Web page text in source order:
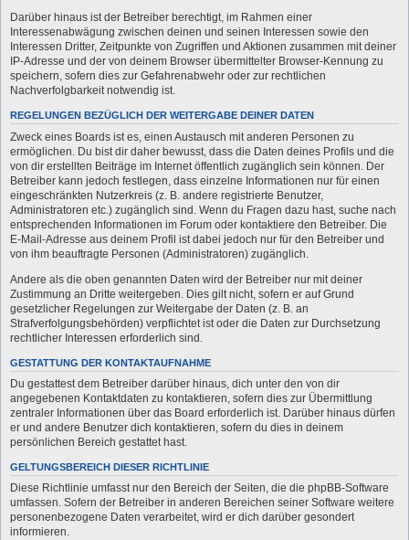
Darüber hinaus ist der Betreiber berechtigt, im Rahmen einer
Interessenabwägung zwischen deinen und seinen Interessen sowie den
Interessen Dritter, Zeitpunkte von Zugriffen und Aktionen zusammen mit deiner
IP-Adresse und der von deinem Browser übermittelter Browser-Kennung zu
speichern, sofern dies zur Gefahrenabwehr oder zur rechtlichen
Nachverfolgbarkeit notwendig ist.
REGELUNGEN BEZÜGLICH DER WEITERGABE DEINER DATEN
Zweck eines Boards ist es, einen Austausch mit anderen Personen zu
ermöglichen. Du bist dir daher bewusst, dass die Daten deines Profils und die
von dir erstellten Beiträge im Internet öffentlich zugänglich sein können. Der
Betreiber kann jedoch festlegen, dass einzelne Informationen nur für einen
eingeschränkten Nutzerkreis (z. B. andere registrierte Benutzer,
Administratoren etc.) zugänglich sind. Wenn du Fragen dazu hast, suche nach
entsprechenden Informationen im Forum oder kontaktiere den Betreiber. Die
E-Mail-Adresse aus deinem Profil ist dabei jedoch nur für den Betreiber und
von ihm beauftragte Personen (Administratoren) zugänglich.
Andere als die oben genannten Daten wird der Betreiber nur mit deiner
Zustimmung an Dritte weitergeben. Dies gilt nicht, sofern er auf Grund
gesetzlicher Regelungen zur Weitergabe der Daten (z. B. an
Strafverfolgungsbehörden) verpflichtet ist oder die Daten zur Durchsetzung
rechtlicher Interessen erforderlich sind.
GESTATTUNG DER KONTAKTAUFNAHME
Du gestattest dem Betreiber darüber hinaus, dich unter den von dir
angegebenen Kontaktdaten zu kontaktieren, sofern dies zur Übermittlung
zentraler Informationen über das Board erforderlich ist. Darüber hinaus dürfen
er und andere Benutzer dich kontaktieren, sofern du dies in deinem
persönlichen Bereich gestattet hast.
GELTUNGSBEREICH DIESER RICHTLINIE
Diese Richtlinie umfasst nur den Bereich der Seiten, die die phpBB-Software
umfassen. Sofern der Betreiber in anderen Bereichen seiner Software weitere
personenbezogene Daten verarbeitet, wird er dich darüber gesondert
informieren.